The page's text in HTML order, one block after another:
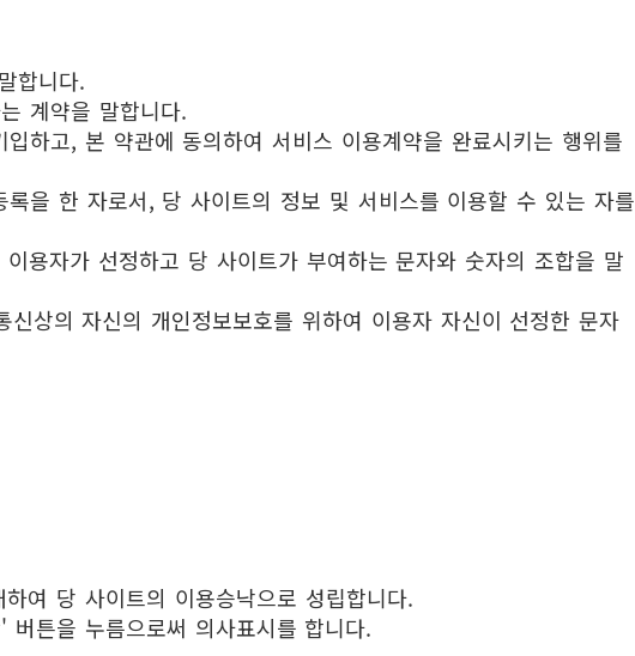
합니다.
계약을 말합니다.
하고, 본 약관에 동의하여 서비스 이용계약을 완료시키는 행위를
을 한 자로서, 당 사이트의 정보 및 서비스를 이용할 수 있는 자를
용자가 선정하고 당 사이트가 부여하는 문자와 숫자의 조합을 말
상의 자신의 개인정보보호를 위하여 이용자 자신이 선정한 문자
여 당 사이트의 이용승낙으로 성립합니다.
튼을 누름으로써 의사표시를 합니다.